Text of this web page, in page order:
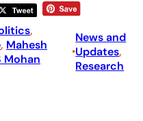
, Mahesh
Mohan
•
News and
Updates
Research